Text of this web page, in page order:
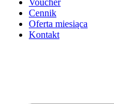
Voucher
Cennik
Oferta miesiąca
Kontakt